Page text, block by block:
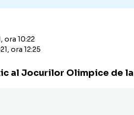
ora 10:22
ora 12:25
al Jocurilor Olimpice de la